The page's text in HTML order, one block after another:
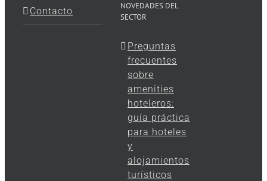
Contacto
NOVEDADES DEL
SECTOR
Preguntas
frecuentes
sobre
amenities
hoteleros:
guía práctica
para hoteles
y
alojamientos
turísticos